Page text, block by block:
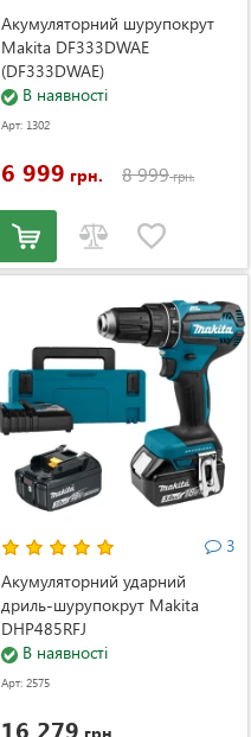
Акумуляторний шурупокрут
Makita DF333DWAE
(DF333DWAE)
В наявності
Арт: 1302
6 999 грн. 8 999грн.
3
Акумуляторний ударний
дриль-шурупокрут Makita
DHP485RFJ
В наявності
Арт: 2575
16 279